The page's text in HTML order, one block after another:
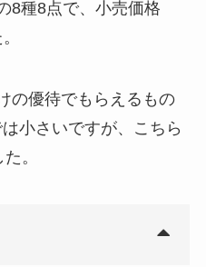
8種8点で、小売価格
の優待でもらえるもの
小さいですが、こちら
。